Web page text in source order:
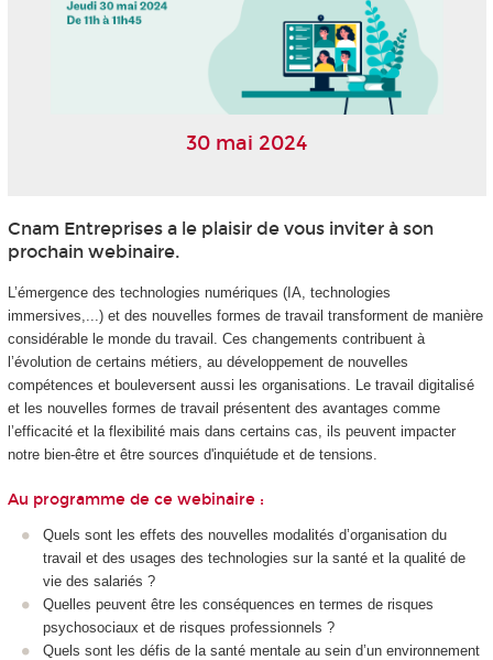
30 mai 2024
Cnam Entreprises a le plaisir de vous inviter à son
prochain webinaire.
L’émergence des technologies numériques (IA, technologies
immersives,...) et des nouvelles formes de travail transforment de manière
considérable le monde du travail. Ces changements contribuent à
l’évolution de certains métiers, au développement de nouvelles
compétences et bouleversent aussi les organisations. Le travail digitalisé
et les nouvelles formes de travail présentent des avantages comme
l’efficacité et la flexibilité mais dans certains cas, ils peuvent impacter
notre bien-être et être sources d'inquiétude et de tensions.
Au programme de ce webinaire :
Quels sont les effets des nouvelles modalités d’organisation du
travail et des usages des technologies sur la santé et la qualité de
vie des salariés ?
Quelles peuvent être les conséquences en termes de risques
psychosociaux et de risques professionnels ?
Quels sont les défis de la santé mentale au sein d’un environnement